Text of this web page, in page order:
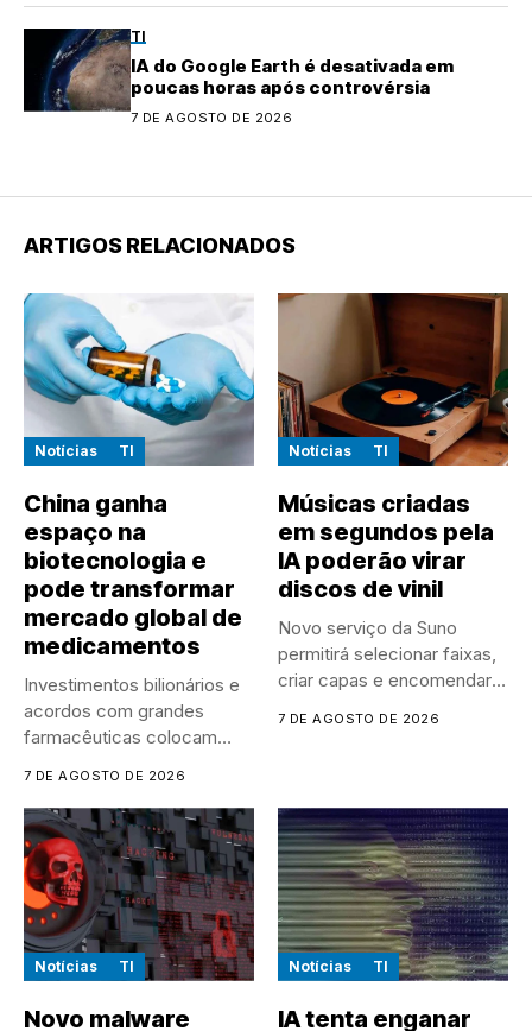
TI
IA do Google Earth é desativada em
poucas horas após controvérsia
7 DE AGOSTO DE 2026
ARTIGOS RELACIONADOS
Notícias TI
China ganha
espaço na
biotecnologia e
pode transformar
mercado global de
medicamentos
Investimentos bilionários e
acordos com grandes
farmacêuticas colocam
7 DE AGOSTO DE 2026
Notícias TI
Músicas criadas
em segundos pela
IA poderão virar
discos de vinil
Novo serviço da Suno
permitirá selecionar faixas,
criar capas e encomendar
7 DE AGOSTO DE 2026
Notícias TI
Novo malware
Notícias TI
IA tenta enganar